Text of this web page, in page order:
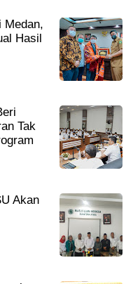
Medan,
Hasil
Tak
Akan